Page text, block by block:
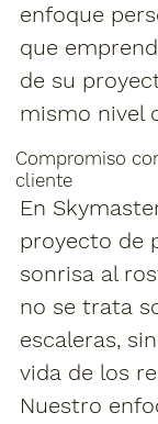
enfoque
que
de su
mismo nivel
Compromiso
cliente
En
proyecto de
sonrisa al
no se trata
escaleras,
vida de los
Nuestro